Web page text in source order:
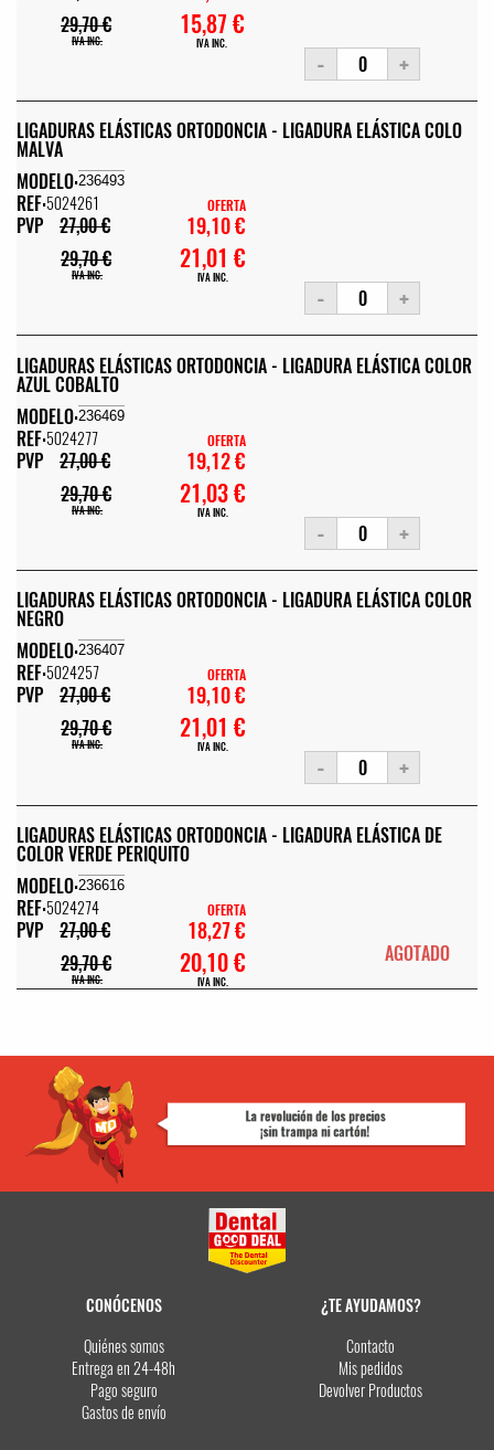
29,70 €
IVA INC.
15,87 €
IVA INC.
- +
LIGADURAS ELÁSTICAS ORTODONCIA - LIGADURA ELÁSTICA COLO
MALVA
MODELO:236493
REF:5024261
PVP
27,00 €
29,70 €
IVA INC.
OFERTA
19,10 €
21,01 €
IVA INC.
- +
LIGADURAS ELÁSTICAS ORTODONCIA - LIGADURA ELÁSTICA COLOR
AZUL COBALTO
MODELO:236469
REF:5024277
PVP
27,00 €
29,70 €
IVA INC.
OFERTA
19,12 €
21,03 €
IVA INC.
- +
LIGADURAS ELÁSTICAS ORTODONCIA - LIGADURA ELÁSTICA COLOR
NEGRO
MODELO:236407
REF:5024257
PVP
27,00 €
29,70 €
IVA INC.
OFERTA
19,10 €
21,01 €
IVA INC.
- +
LIGADURAS ELÁSTICAS ORTODONCIA - LIGADURA ELÁSTICA DE
COLOR VERDE PERIQUITO
MODELO:236616
REF:5024274
PVP
27,00 €
29,70 €
IVA INC.
OFERTA
18,27 €
20,10 €
IVA INC.
AGOTADO
CONÓCENOS
Quiénes somos
Entrega en 24-48h
Pago seguro
Gastos de envío
¿TE AYUDAMOS?
Contacto
Mis pedidos
Devolver Productos